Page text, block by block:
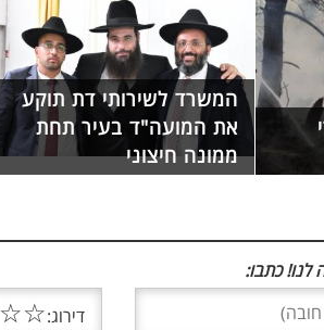
המשרד לשירותי דת תוקע
את המועה"ד בעיר תחת
ממונה חיצוני
לנו! כתבו:
דירוג:☆
☆